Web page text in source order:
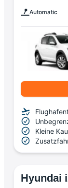
Automatic
Kleine
Hyundai